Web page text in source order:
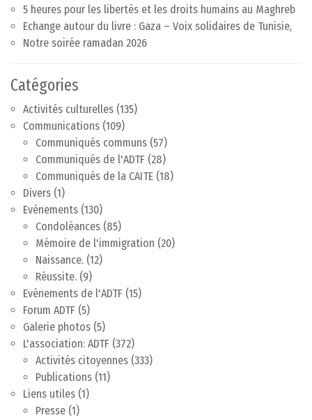
5 heures pour les libertés et les droits humains au Maghreb
Echange autour du livre : Gaza – Voix solidaires de Tunisie,
Notre soirée ramadan 2026
Catégories
Activités culturelles (135)
Communications (109)
Communiqués communs (57)
Communiqués de l'ADTF (28)
Communiqués de la CAITE (18)
Divers (1)
Evénements (130)
Condoléances (85)
Mémoire de l'immigration (20)
Naissance. (12)
Réussite. (9)
Evènements de l'ADTF (15)
Forum ADTF (5)
Galerie photos (5)
L'association: ADTF (372)
Activités citoyennes (333)
Publications (11)
Liens utiles (1)
Presse (1)